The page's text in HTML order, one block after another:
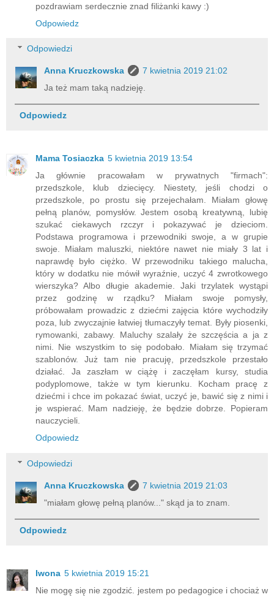
pozdrawiam serdecznie znad filiżanki kawy :)
Odpowiedz
Odpowiedzi
Anna Kruczkowska
7 kwietnia 2019 21:02
Ja też mam taką nadzieję.
Odpowiedz
Mama Tosiaczka 5 kwietnia 2019 13:54
Ja głównie pracowałam w prywatnych "firmach":
przedszkole, klub dziecięcy. Niestety, jeśli chodzi o
przedszkole, po prostu się przejechałam. Miałam głowę
pełną planów, pomysłów. Jestem osobą kreatywną, lubię
szukać ciekawych rzczyr i pokazywać je dzieciom.
Podstawa programowa i przewodniki swoje, a w grupie
swoje. Miałam maluszki, niektóre nawet nie miały 3 lat i
naprawdę było ciężko. W przewodniku takiego malucha,
który w dodatku nie mówił wyraźnie, uczyć 4 zwrotkowego
wierszyka? Albo długie akademie. Jaki trzylatek wystąpi
przez godzinę w rządku? Miałam swoje pomysły,
próbowałam prowadzic z dziećmi zajęcia które wychodziły
poza, lub zwyczajnie łatwiej tłumaczyły temat. Były piosenki,
rymowanki, zabawy. Maluchy szalały że szczęścia a ja z
nimi. Nie wszystkim to się podobało. Miałam się trzymać
szablonów. Już tam nie pracuję, przedszkole przestało
działać. Ja zaszłam w ciążę i zaczęłam kursy, studia
podyplomowe, także w tym kierunku. Kocham pracę z
dziećmi i chce im pokazać świat, uczyć je, bawić się z nimi i
je wspierać. Mam nadzieję, że będzie dobrze. Popieram
nauczycieli.
Odpowiedz
Odpowiedzi
Anna Kruczkowska
7 kwietnia 2019 21:03
"miałam głowę pełną planów..." skąd ja to znam.
Odpowiedz
Iwona 5 kwietnia 2019 15:21
Nie mogę się nie zgodzić. jestem po pedagogice i chociaż w